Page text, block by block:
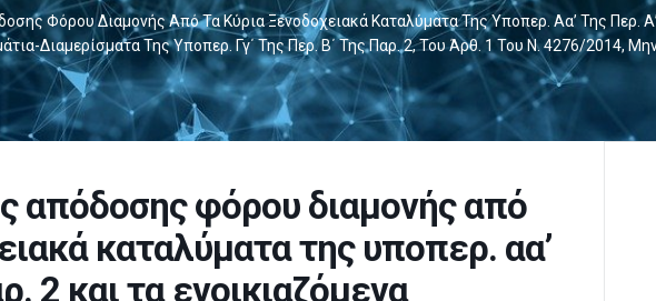
Φόρου Διαμονής Από Τα Κύρια Ξενοδοχειακά Καταλύματα Της Υποπερ. Αα’ Της Περ.
Διαμερίσματα Της Υποπερ. Γγ΄ Της Περ. Β΄ Της Παρ. 2, Του Άρθ. 1 Του Ν. 4276/2014,
απόδοσης φόρου διαμονής από
καταλύματα της υποπερ. αα’
2 και τα ενοικιαζόμενα